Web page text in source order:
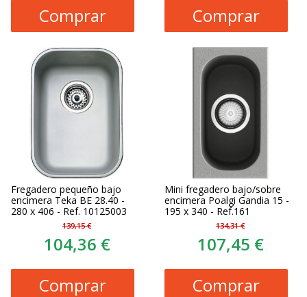
Comprar
Comprar
Fregadero pequeño bajo
encimera Teka BE 28.40 -
280 x 406 - Ref. 10125003
139,15 €
104,36 €
Comprar
Mini fregadero bajo/sobre
encimera Poalgi Gandia 15 -
195 x 340 - Ref.161
134,31 €
107,45 €
Comprar